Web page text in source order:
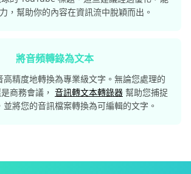
，幫助你的內容在資訊流中脫穎而出。
將音頻轉錄為文本
高精度地轉換為專業級文字。無論您處理的
商務會議， 音訊轉文本轉錄器 幫助您捕捉
將您的音訊檔案轉換為可編輯的文字。